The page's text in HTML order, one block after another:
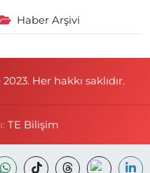
Haber Arşivi
Her hakkı saklıdır.
TE Bilişim